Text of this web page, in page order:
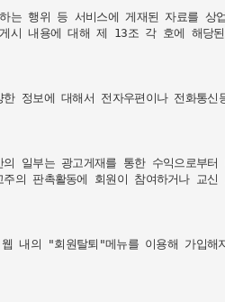
행위 등 서비스에 게재된 자료를 상
내용에 대해 제 13조 각 호에 해당
정보에 대해서 전자우편이나 전화통
일부는 광고게재를 통한 수익으로부
의 판촉활동에 회원이 참여하거나 교
내의 "회원탈퇴"메뉴를 이용해 가입해